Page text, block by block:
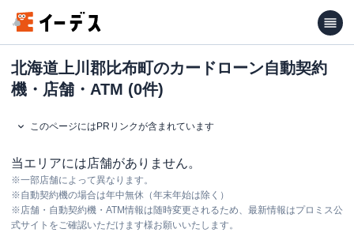
北海道上川郡比布町のカードローン自動契約
機・店舗・ATM (0件)
このページにはPRリンクが含まれています
当エリアには店舗がありません。
※一部店舗によって異なります。
※自動契約機の場合は年中無休（年末年始は除く）
※店舗・自動契約機・ATM情報は随時変更されるため、最新情報はプロミス公
式サイトをご確認いただけます様お願いいたします。